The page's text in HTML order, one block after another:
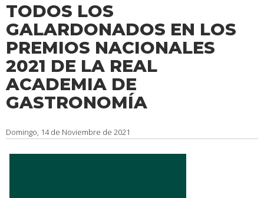
TODOS LOS
GALARDONADOS EN LOS
PREMIOS NACIONALES
2021 DE LA REAL
ACADEMIA DE
GASTRONOMÍA
Domingo, 14 de Noviembre de 2021